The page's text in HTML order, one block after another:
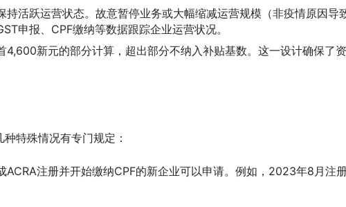
持活跃运营状态。故意暂停业务或大幅缩减运营规模（非疫情原因导致
申报、CPF缴纳等数据跟踪企业运营状况。
4,600新元的部分计算，超出部分不纳入补贴基数。这一设计确保了
特殊情况有专门规定：
ACRA注册并开始缴纳CPF的新企业可以申请。例如，2023年8月注